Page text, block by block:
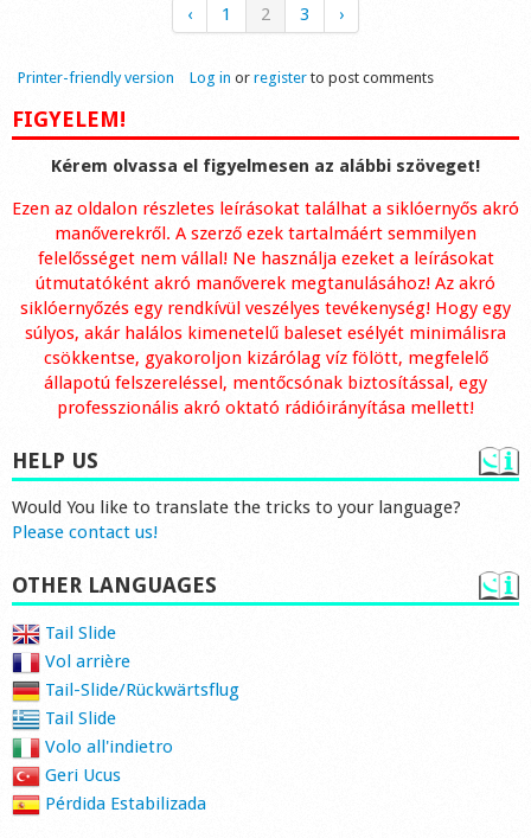
‹ 1 2 3 ›
Printer-friendly version Log in or registerto post comments
FIGYELEM!
Kérem olvassa el figyelmesen az alábbi szöveget!
Ezen az oldalon részletes leírásokat találhat a siklóernyős akró
manőverekről. A szerző ezek tartalmáért semmilyen
felelősséget nem vállal! Ne használja ezeket a leírásokat
útmutatóként akró manőverek megtanulásához! Az akró
siklóernyőzés egy rendkívül veszélyes tevékenység! Hogy egy
súlyos, akár halálos kimenetelű baleset esélyét minimálisra
csökkentse, gyakoroljon kizárólag víz fölött, megfelelő
állapotú felszereléssel, mentőcsónak biztosítással, egy
professzionális akró oktató rádióirányítása mellett!
HELP US
Would You like to translate the tricks to your language?
Please contact us!
OTHER LANGUAGES
Tail Slide
Vol arrière
Tail-Slide/Rückwärtsflug
Tail Slide
Volo all'indietro
Geri Ucus
Pérdida Estabilizada